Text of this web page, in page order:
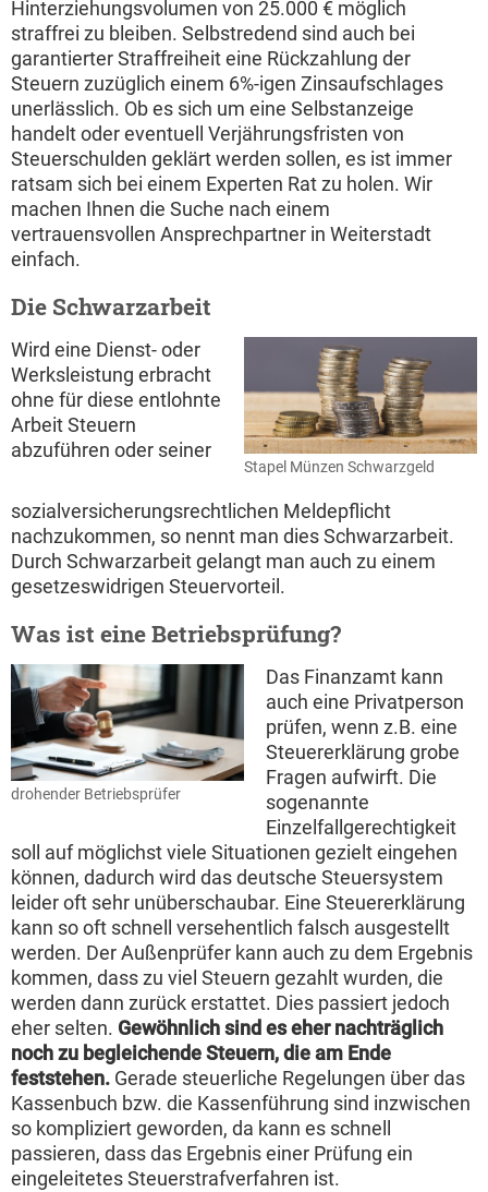
Hinterziehungsvolumen von 25.000 € möglich
straffrei zu bleiben. Selbstredend sind auch bei
garantierter Straffreiheit eine Rückzahlung der
Steuern zuzüglich einem 6%-igen Zinsaufschlages
unerlässlich. Ob es sich um eine Selbstanzeige
handelt oder eventuell Verjährungsfristen von
Steuerschulden geklärt werden sollen, es ist immer
ratsam sich bei einem Experten Rat zu holen. Wir
machen Ihnen die Suche nach einem
vertrauensvollen Ansprechpartner in Weiterstadt
einfach.
Die Schwarzarbeit
Stapel Münzen Schwarzgeld
Wird eine Dienst- oder
Werksleistung erbracht
ohne für diese entlohnte
Arbeit Steuern
abzuführen oder seiner
sozialversicherungsrechtlichen Meldepflicht
nachzukommen, so nennt man dies Schwarzarbeit.
Durch Schwarzarbeit gelangt man auch zu einem
gesetzeswidrigen Steuervorteil.
Was ist eine Betriebsprüfung?
drohender Betriebsprüfer
Das Finanzamt kann
auch eine Privatperson
prüfen, wenn z.B. eine
Steuererklärung grobe
Fragen aufwirft. Die
sogenannte
Einzelfallgerechtigkeit
soll auf möglichst viele Situationen gezielt eingehen
können, dadurch wird das deutsche Steuersystem
leider oft sehr unüberschaubar. Eine Steuererklärung
kann so oft schnell versehentlich falsch ausgestellt
werden. Der Außenprüfer kann auch zu dem Ergebnis
kommen, dass zu viel Steuern gezahlt wurden, die
werden dann zurück erstattet. Dies passiert jedoch
eher selten. Gewöhnlich sind es eher nachträglich
noch zu begleichende Steuern, die am Ende
feststehen. Gerade steuerliche Regelungen über das
Kassenbuch bzw. die Kassenführung sind inzwischen
so kompliziert geworden, da kann es schnell
passieren, dass das Ergebnis einer Prüfung ein
eingeleitetes Steuerstrafverfahren ist.